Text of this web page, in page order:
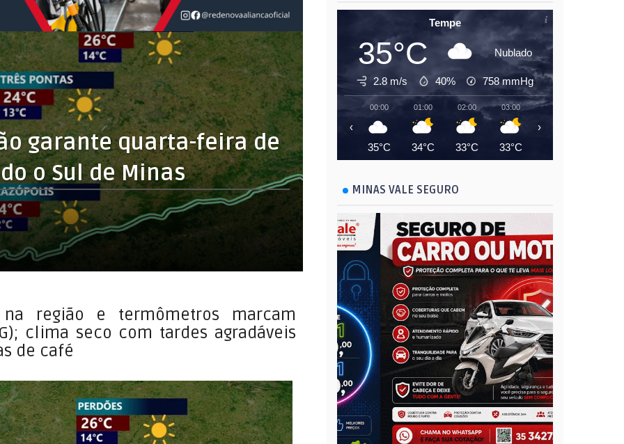
garante quarta-feira de
o Sul de Minas
na região e termômetros marcam
clima seco com tardes agradáveis
de café
Tempe
35°C Nublado
2.8 m/s 40% 758mmHg
00:00
35°C
01:00
34°C
02:00
33°C
03:00
33°C
04:00
‹ ›
MINAS VALE SEGURO